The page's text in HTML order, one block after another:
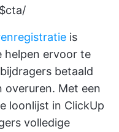
is
helpen ervoor te
betaald
overuren. Met een
loonlijst in ClickUp
volledige